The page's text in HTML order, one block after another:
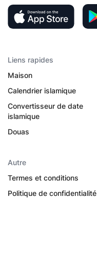
Liens rapides
Maison
Calendrier islamique
Convertisseur de date
islamique
Douas
Autre
Termes et conditions
Politique de confidentialité